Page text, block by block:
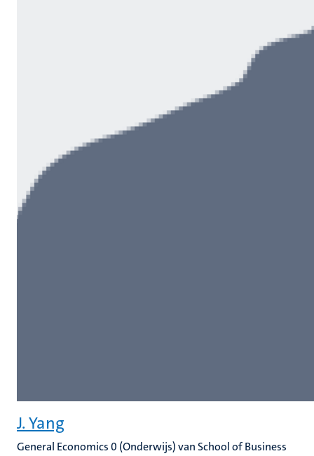
J. Yang
General Economics 0 (Onderwijs) van School of Business